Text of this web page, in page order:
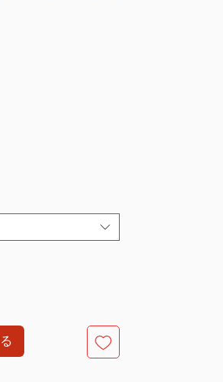
プール、水中リハ
ラピーなどに適して
4cm)、M(女性用
28*6.5cm)